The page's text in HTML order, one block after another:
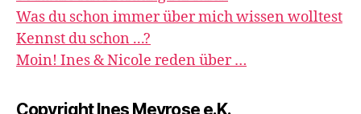
Was du schon immer über mich wissen wolltest
Kennst du schon ...?
Moin! Ines & Nicole reden über …
Copyright Ines Meyrose e.K.